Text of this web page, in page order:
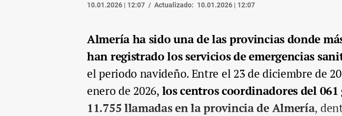
10.01.2026 | 12:07 Actualizado: 10.01.2026 | 12:07
Almería ha sido una de las provincias donde
han registrado los servicios de emergencias
el periodo navideño. Entre el 23 de diciembre de
enero de 2026, los centros coordinadores del
11.755 llamadas en la provincia de Almería,